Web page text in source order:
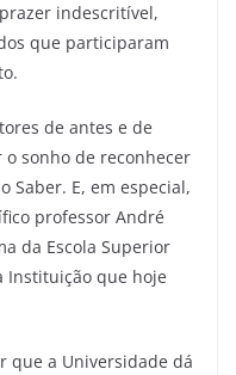
indescritível,
que participaram
de antes e de
sonho de reconhecer
Saber. E, em especial,
professor André
da Escola Superior
Instituição que hoje
que a Universidade dá